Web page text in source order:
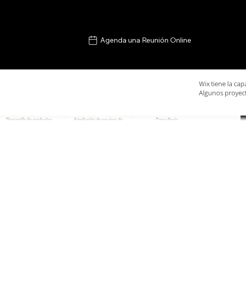
Agenda una Reunión Online
Wix tiene la
Algunos